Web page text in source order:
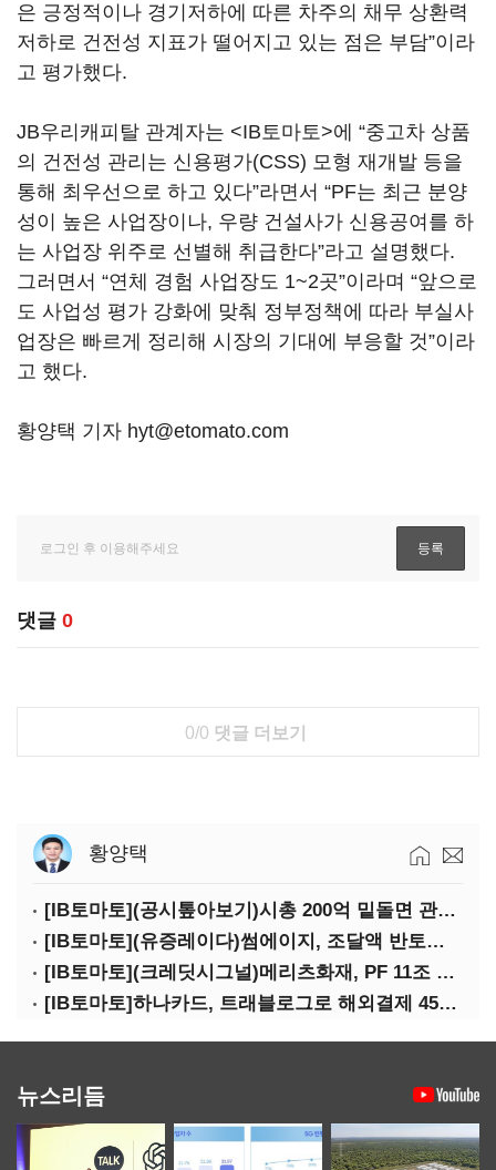
은 긍정적이나 경기저하에 따른 차주의 채무 상환력
저하로 건전성 지표가 떨어지고 있는 점은 부담”이라
고 평가했다.
JB우리캐피탈 관계자는 <IB토마토>에 “중고차 상품
의 건전성 관리는 신용평가(CSS) 모형 재개발 등을
통해 최우선으로 하고 있다”라면서 “PF는 최근 분양
성이 높은 사업장이나, 우량 건설사가 신용공여를 하
는 사업장 위주로 선별해 취급한다”라고 설명했다.
그러면서 “연체 경험 사업장도 1~2곳”이라며 “앞으로
도 사업성 평가 강화에 맞춰 정부정책에 따라 부실사
업장은 빠르게 정리해 시장의 기대에 부응할 것”이라
고 했다.
황양택 기자 hyt@etomato.com
댓글 0
0/0 댓글 더보기
황양택
[IB토마토](공시톺아보기)시총 200억 밑돌면 관리종목…상폐 피하려면
[IB토마토](유증레이다)썸에이지, 조달액 반토막…시총 200억 못 넘으면 철회
[IB토마토](크레딧시그널)메리츠화재, PF 11조 노출…부동산 사업성 저하 우려
[IB토마토]하나카드, 트래블로그로 해외결제 45% 장악…카드이익은 제자리
뉴스리듬